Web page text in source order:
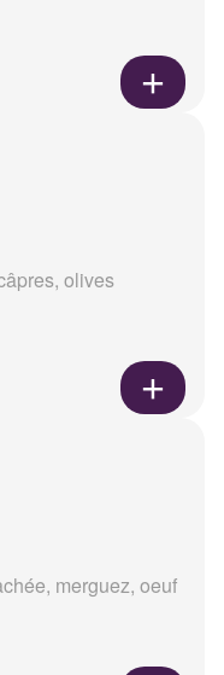
olives
merguez, oeuf